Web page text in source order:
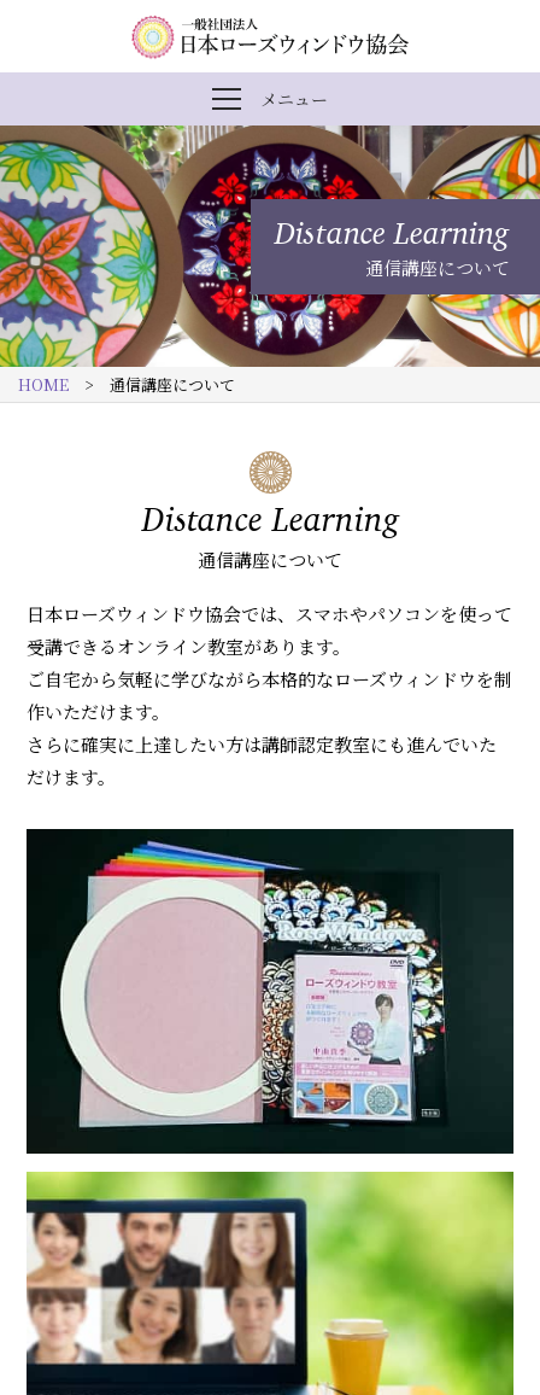
一
社
団
法
人
日
本
ロ
ウ
ド
ウ
協
会
内
ま
で
ス
キ
ッ
プ
す
メ
ン
ナ
ビ
ゲ
ー
シ
ョ
メニュー
メ
ュ
ー
開
Distance Learning
通信講座について
HOME > 通信講座について
Distance Learning
通信講座について
日本ローズウィンドウ協会では、スマホやパソコンを使って
受講できるオンライン教室があります。
ご自宅から気軽に学びながら本格的なローズウィンドウを制
作いただけます。
さらに確実に上達したい方は講師認定教室にも進んでいた
だけます。